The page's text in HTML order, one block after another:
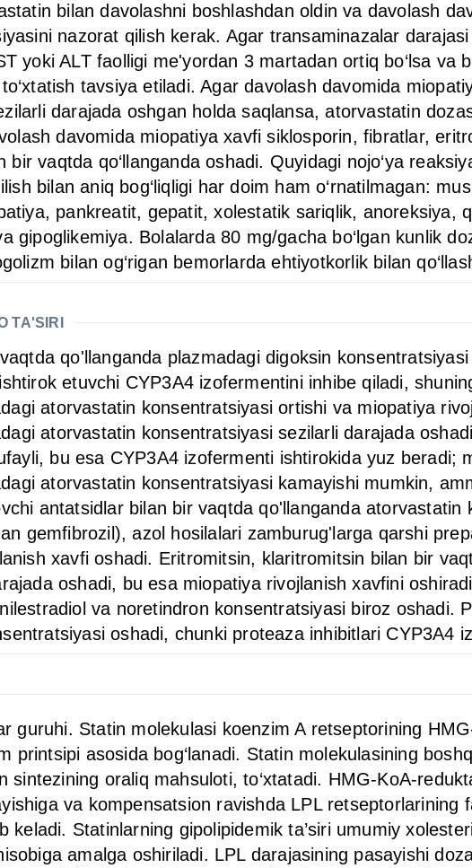
bilan davolashni boshlashdan oldin va davolash
nazorat qilish kerak. Agar transaminazalar
yoki ALT faolligi me'yordan 3 martadan ortiq bo‘lsa va
tavsiya etiladi. Agar davolash davomida
darajada oshgan holda saqlansa, atorvastatin
davomida miopatiya xavfi siklosporin, fibratlar,
vaqtda qo‘llanganda oshadi. Quyidagi nojo‘ya
bilan aniq bog‘liqligi har doim ham o‘rnatilmagan:
pankreatit, gepatit, xolestatik sariqlik, anoreksiya,
gipoglikemiya. Bolalarda 80 mg/gacha bo‘lgan kunlik
bilan og‘rigan bemorlarda ehtiyotkorlik bilan
TA'SIRI
qo'llanganda plazmadagi digoksin
etuvchi CYP3A4 izofermentini inhibe qiladi,
atorvastatin konsentratsiyasi ortishi va miopatiya
atorvastatin konsentratsiyasi sezilarli darajada
bu esa CYP3A4 izofermenti ishtirokida yuz beradi;
atorvastatin konsentratsiyasi kamayishi mumkin,
antatsidlar bilan bir vaqtda qo'llanganda
gemfibrozil), azol hosilalari zamburug'larga qarshi
xavfi oshadi. Eritromitsin, klaritromitsin bilan bir
oshadi, bu esa miopatiya rivojlanish xavfini
va noretindron konsentratsiyasi biroz oshadi.
oshadi, chunki proteaza inhibitlari CYP3A4
guruhi. Statin molekulasi koenzim A retseptorining
printsipi asosida bog‘lanadi. Statin molekulasining
sintezining oraliq mahsuloti, to‘xtatadi. HMG-KoA-
va kompensatsion ravishda LPL retseptorlarining
keladi. Statinlarning gipolipidemik ta’siri umumiy
amalga oshiriladi. LPL darajasining pasayishi